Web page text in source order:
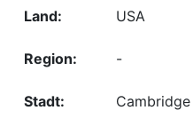
USA
-
Cambridge